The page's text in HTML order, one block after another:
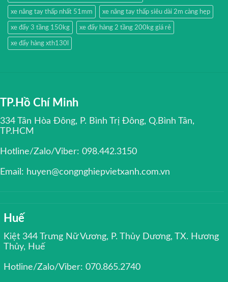
xe nâng tay thấp nhất 51mm xe nâng tay thấp siêu dài 2m càng hẹp
xe đẩy 3 tầng 150kg xe đẩy hàng 2 tầng 200kg giá rẻ
xe đẩy hàng xth130l
TP.Hồ Chí Minh
334 Tân Hòa Đông, P. Bình Trị Đông, Q.Bình Tân,
TP.HCM
Hotline/Zalo/Viber: 098.442.3150
Email: huyen@congnghiepvietxanh.com.vn
Huế
Kiệt 344 Trưng Nữ Vương, P. Thủy Dương, TX. Hương
Thủy, Huế
Hotline/Zalo/Viber: 070.865.2740